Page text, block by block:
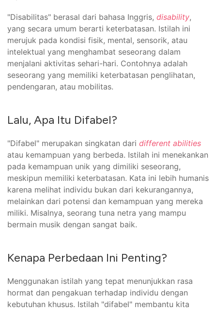
"Disabilitas" berasal dari bahasa Inggris, disability,
yang secara umum berarti keterbatasan. Istilah ini
merujuk pada kondisi fisik, mental, sensorik, atau
intelektual yang menghambat seseorang dalam
menjalani aktivitas sehari-hari. Contohnya adalah
seseorang yang memiliki keterbatasan penglihatan,
pendengaran, atau mobilitas.
Lalu, Apa Itu Difabel?
"Difabel" merupakan singkatan dari different abilities
atau kemampuan yang berbeda. Istilah ini menekankan
pada kemampuan unik yang dimiliki seseorang,
meskipun memiliki keterbatasan. Kata ini lebih humanis
karena melihat individu bukan dari kekurangannya,
melainkan dari potensi dan kemampuan yang mereka
miliki. Misalnya, seorang tuna netra yang mampu
bermain musik dengan sangat baik.
Kenapa Perbedaan Ini Penting?
Menggunakan istilah yang tepat menunjukkan rasa
hormat dan pengakuan terhadap individu dengan
kebutuhan khusus. Istilah "difabel" membantu kita